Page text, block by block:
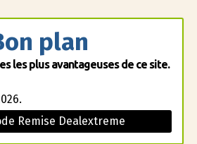
plan
les plus avantageuses de ce site.
Remise Dealextreme